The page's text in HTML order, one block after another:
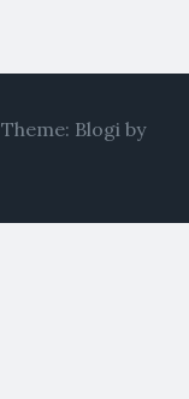
Theme: Blogi by